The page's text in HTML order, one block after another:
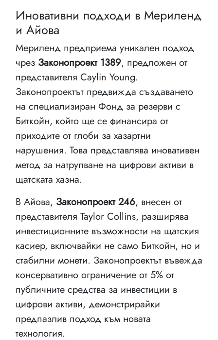
Иновативни подходи в Мериленд
и Айова
Мериленд предприема уникален подход
чрез Законопроект 1389, предложен от
представителя Caylin Young.
Законопроектът предвижда създаването
на специализиран Фонд за резерви с
Биткойн, който ще се финансира от
приходите от глоби за хазартни
нарушения. Това представлява иновативен
метод за натрупване на цифрови активи в
щатската хазна.
В Айова, Законопроект 246, внесен от
представителя Taylor Collins, разширява
инвестиционните възможности на щатския
касиер, включвайки не само Биткойн, но и
стабилни монети. Законопроектът въвежда
консервативно ограничение от 5% от
публичните средства за инвестиции в
цифрови активи, демонстрирайки
предпазлив подход към новата
технология.